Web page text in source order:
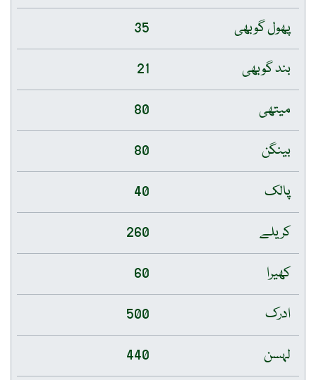
پھول گوبھی
35
بند گوبھی
21
میتھی
80
بینگن
80
پالک
40
کریلے
260
کھیرا
60
ادرک
500
لہسن
440